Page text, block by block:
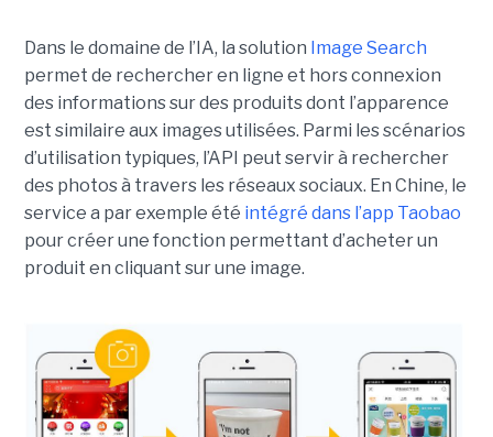
Dans le domaine de l’IA, la solution Image Search
permet de rechercher en ligne et hors connexion
des informations sur des produits dont l’apparence
est similaire aux images utilisées. Parmi les scénarios
d’utilisation typiques, l’API peut servir à rechercher
des photos à travers les réseaux sociaux. En Chine, le
service a par exemple été intégré dans l’app Taobao
pour créer une fonction permettant d’acheter un
produit en cliquant sur une image.